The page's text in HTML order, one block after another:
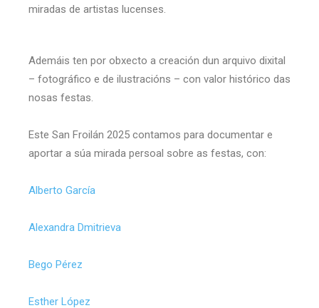
miradas de artistas lucenses.
Ademáis ten por obxecto a creación dun arquivo dixital
– fotográfico e de ilustracións – con valor histórico das
nosas festas.
Este San Froilán 2025 contamos para documentar e
aportar a súa mirada persoal sobre as festas, con:
Alberto García
Alexandra Dmitrieva
Bego Pérez
Esther López